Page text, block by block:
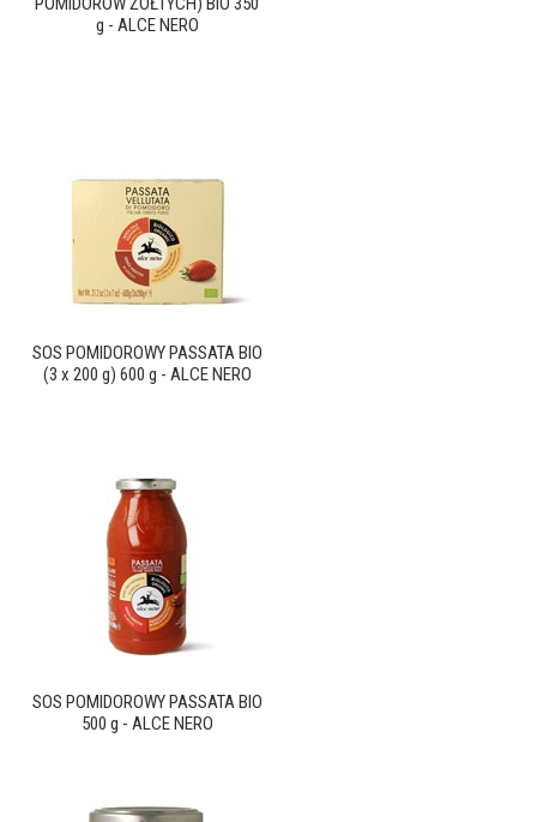
g - ALCE NERO
SOS POMIDOROWY PASSATA BIO
(3 x 200 g) 600 g - ALCE NERO
SOS POMIDOROWY PASSATA BIO
500 g - ALCE NERO